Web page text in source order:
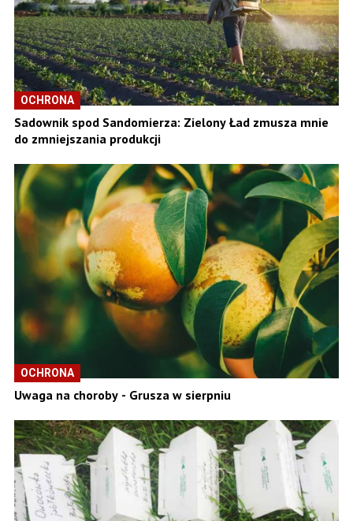
OCHRONA
Sadownik spod Sandomierza: Zielony Ład zmusza mnie
do zmniejszania produkcji
OCHRONA
Uwaga na choroby - Grusza w sierpniu